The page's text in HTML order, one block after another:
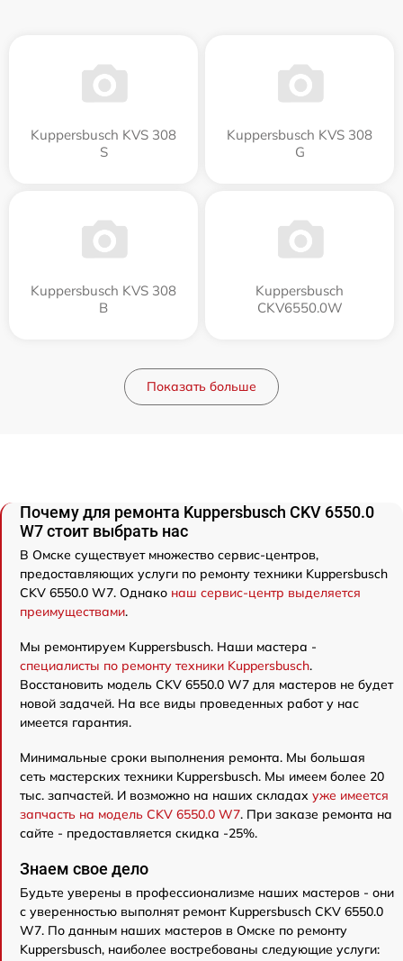
Kuppersbusch KVS 308
S
Kuppersbusch KVS 308
G
Kuppersbusch KVS 308
B
Kuppersbusch
CKV6550.0W
Показать больше
Почему для ремонта Kuppersbusch CKV 6550.0
W7 стоит выбрать нас
В Омске существует множество сервис-центров,
предоставляющих услуги по ремонту техники Kuppersbusch
CKV 6550.0 W7. Однако наш сервис-центр выделяется
преимуществами.
Мы ремонтируем Kuppersbusch. Наши мастера -
специалисты по ремонту техники Kuppersbusch.
Восстановить модель CKV 6550.0 W7 для мастеров не будет
новой задачей. На все виды проведенных работ у нас
имеется гарантия.
Минимальные сроки выполнения ремонта. Мы большая
сеть мастерских техники Kuppersbusch. Мы имеем более 20
тыс. запчастей. И возможно на наших складах уже имеется
запчасть на модель CKV 6550.0 W7. При заказе ремонта на
сайте - предоставляется скидка -25%.
Знаем свое дело
Будьте уверены в профессионализме наших мастеров - они
с уверенностью выполнят ремонт Kuppersbusch CKV 6550.0
W7. По данным наших мастеров в Омске по ремонту
Kuppersbusch, наиболее востребованы следующие услуги: